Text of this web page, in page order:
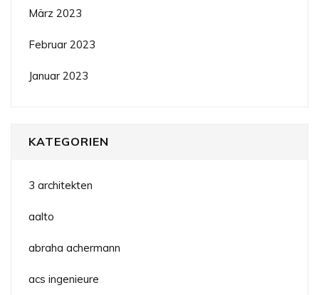
März 2023
Februar 2023
Januar 2023
KATEGORIEN
3 architekten
aalto
abraha achermann
acs ingenieure